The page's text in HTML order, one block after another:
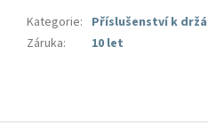
Kategorie: Příslušenství k
Záruka: 10 let